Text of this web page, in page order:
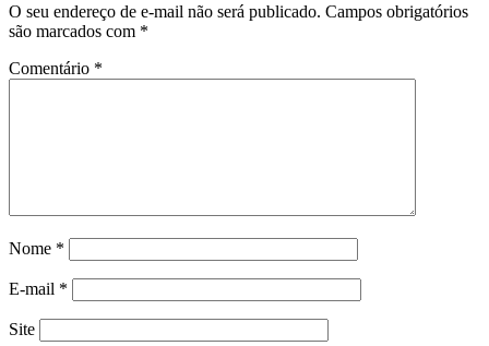
O seu endereço de e-mail não será publicado. Campos obrigatórios
são marcados com *
Comentário *
Nome *
E-mail *
Site